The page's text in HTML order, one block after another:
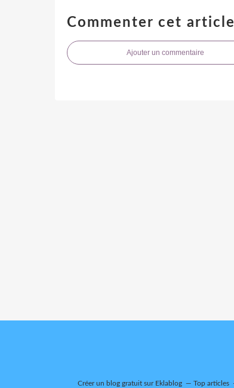
Commenter cet article
Ajouter un commentaire
Créer un blog gratuit sur Eklablog Top articles